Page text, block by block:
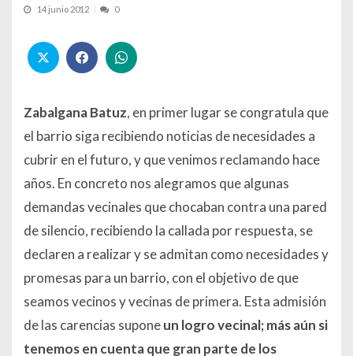
14 junio 2012 0
Zabalgana Batuz, en primer lugar se congratula que
el barrio siga recibiendo noticias de necesidades a
cubrir en el futuro, y que venimos reclamando hace
años. En concreto nos alegramos que algunas
demandas vecinales que chocaban contra una pared
de silencio, recibiendo la callada por respuesta, se
declaren a realizar y se admitan como necesidades y
promesas para un barrio, con el objetivo de que
seamos vecinos y vecinas de primera. Esta admisión
de las carencias suponeun logro vecinal;más aún si
tenemos en cuentaque gran parte de los